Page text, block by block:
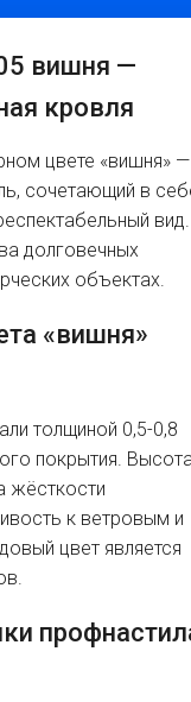
вишня —
кровля
цвете «вишня» —
сочетающий в
вид.
долговечных
объектах.
«вишня»
толщиной 0,5-0,8
покрытия.
жёсткости
к ветровым и
цвет является